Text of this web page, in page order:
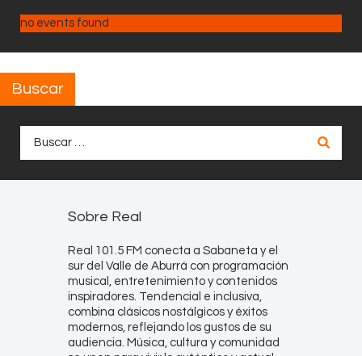
no events found
Buscar
Sobre Real
Real 101.5 FM conecta a Sabaneta y el
sur del Valle de Aburrá con programación
musical, entretenimiento y contenidos
inspiradores. Tendencial e inclusiva,
combina clásicos nostálgicos y éxitos
modernos, reflejando los gustos de su
audiencia. Música, cultura y comunidad